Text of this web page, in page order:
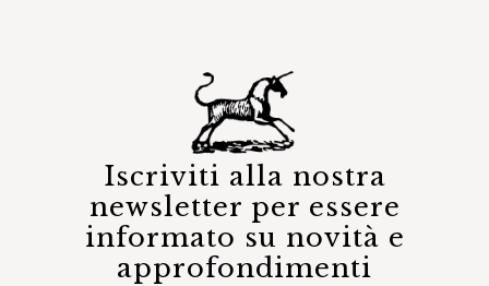
Iscriviti alla nostra
newsletter per essere
informato su novità e
approfondimenti